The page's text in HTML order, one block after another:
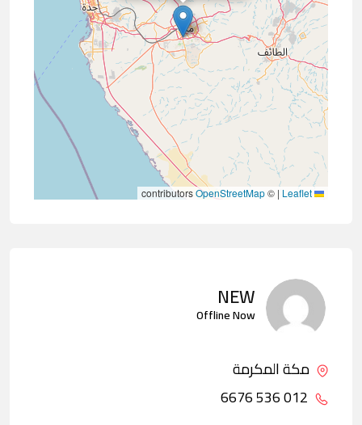
|
©
OpenStreetMap
NEW
Offline Now
مكة المكرمة